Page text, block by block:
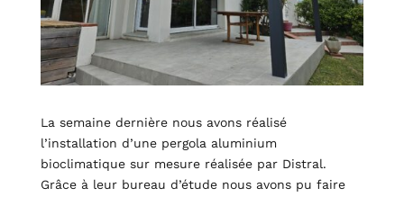
La semaine dernière nous avons réalisé
l’installation d’une pergola aluminium
bioclimatique sur mesure réalisée par Distral.
Grâce à leur bureau d’étude nous avons pu faire